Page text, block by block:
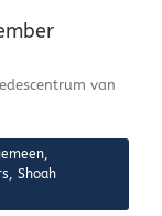
van
,
, Shoah